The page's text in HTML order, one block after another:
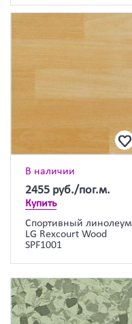
В наличии
2455 руб./пог.м.
Купить
Спортивный линолеум
LG Rexcourt Wood
SPF1001